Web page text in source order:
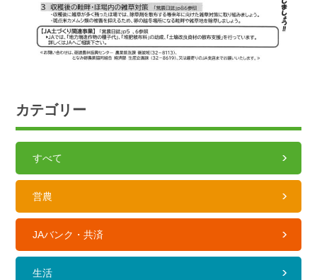
カテゴリー
すべて
営農
JAバンク・共済
生活